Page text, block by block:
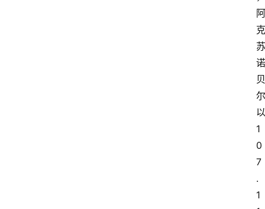
阿
克
苏
诺
贝
尔
以
1
0
7
.
1